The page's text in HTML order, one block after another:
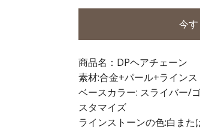
今
商品名：DPヘアチェーン
素材:合金+パール+ラインス
ベースカラー: スライバー/
スタマイズ
ラインストーンの色:白また